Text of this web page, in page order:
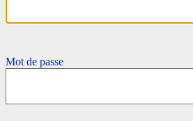
Mot de passe